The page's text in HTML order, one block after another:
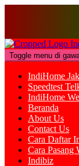
Loncat
ke
konten
Toggle menu di
IndiHome
Speedtest
IndiHome
Beranda
About Us
Contact Us
Cara Daftar
Cara
Indibiz